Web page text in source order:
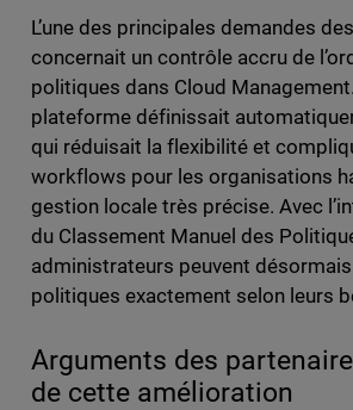
L’une des principales demandes
concernait un contrôle accru de
politiques dans Cloud
plateforme définissait
qui réduisait la flexibilité et
workflows pour les organisations
gestion locale très précise. Avec
du Classement Manuel des
administrateurs peuvent
politiques exactement selon leurs
Arguments des
de cette amélioration